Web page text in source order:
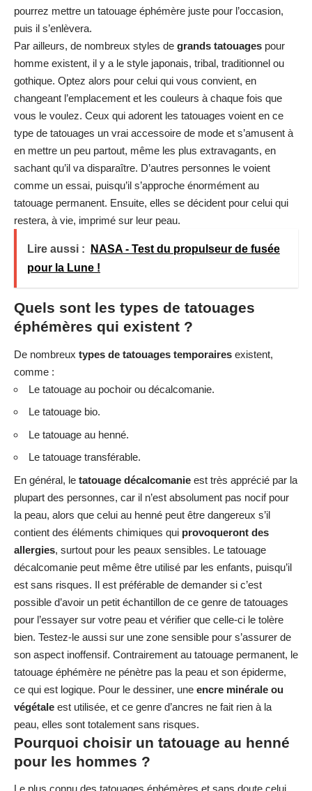
pourrez mettre un tatouage éphémère juste pour l’occasion,
puis il s’enlèvera.
Par ailleurs, de nombreux styles de grands tatouages pour
homme existent, il y a le style japonais, tribal, traditionnel ou
gothique. Optez alors pour celui qui vous convient, en
changeant l’emplacement et les couleurs à chaque fois que
vous le voulez. Ceux qui adorent les tatouages voient en ce
type de tatouages un vrai accessoire de mode et s’amusent à
en mettre un peu partout, même les plus extravagants, en
sachant qu’il va disparaître. D’autres personnes le voient
comme un essai, puisqu’il s’approche énormément au
tatouage permanent. Ensuite, elles se décident pour celui qui
restera, à vie, imprimé sur leur peau.
Lire aussi :
NASA - Test du propulseur de fusée
pour la Lune !
Quels sont les types de tatouages
éphémères qui existent ?
De nombreux types de tatouages temporaires existent,
comme :
Le tatouage au pochoir ou décalcomanie.
Le tatouage bio.
Le tatouage au henné.
Le tatouage transférable.
En général, le tatouage décalcomanie est très apprécié par la
plupart des personnes, car il n’est absolument pas nocif pour
la peau, alors que celui au henné peut être dangereux s’il
contient des éléments chimiques qui provoqueront des
allergies, surtout pour les peaux sensibles. Le tatouage
décalcomanie peut même être utilisé par les enfants, puisqu’il
est sans risques. Il est préférable de demander si c’est
possible d’avoir un petit échantillon de ce genre de tatouages
pour l’essayer sur votre peau et vérifier que celle-ci le tolère
bien. Testez-le aussi sur une zone sensible pour s’assurer de
son aspect inoffensif. Contrairement au tatouage permanent, le
tatouage éphémère ne pénètre pas la peau et son épiderme,
ce qui est logique. Pour le dessiner, une encre minérale ou
végétale est utilisée, et ce genre d’ancres ne fait rien à la
peau, elles sont totalement sans risques.
Pourquoi choisir un tatouage au henné
pour les hommes ?